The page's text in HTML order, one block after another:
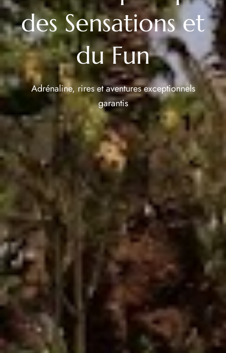
des Sensations et
du Fun
Adrénaline, rires et aventures exceptionnels
garantis